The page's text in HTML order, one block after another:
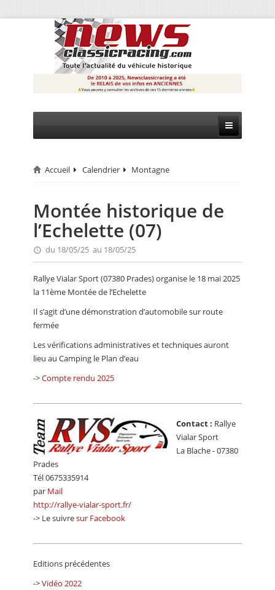
CIRCUIT
RALLYE
MONTAGNE
EVÈNEMENTS
CALENDRIER
VIDEO
ANNUAIRES
PETITES ANNONCES
Accueil Calendrier Montagne
Montée historique de
l’Echelette (07)
du 18/05/25 au 18/05/25
Rallye Vialar Sport (07380 Prades) organise le 18 mai 2025
la 11ème Montée de l’Echelette
Il s’agit d’une démonstration d’automobile sur route
fermée
Les vérifications administratives et techniques auront
lieu au Camping le Plan d’eau
->Compte rendu 2025
Contact : Rallye
Vialar Sport
La Blache - 07380
Prades
Tél 0675335914
par Mail
http://rallye-vialar-sport.fr/
-> Le suivresur Facebook
Editions précédentes
->Vidéo 2022